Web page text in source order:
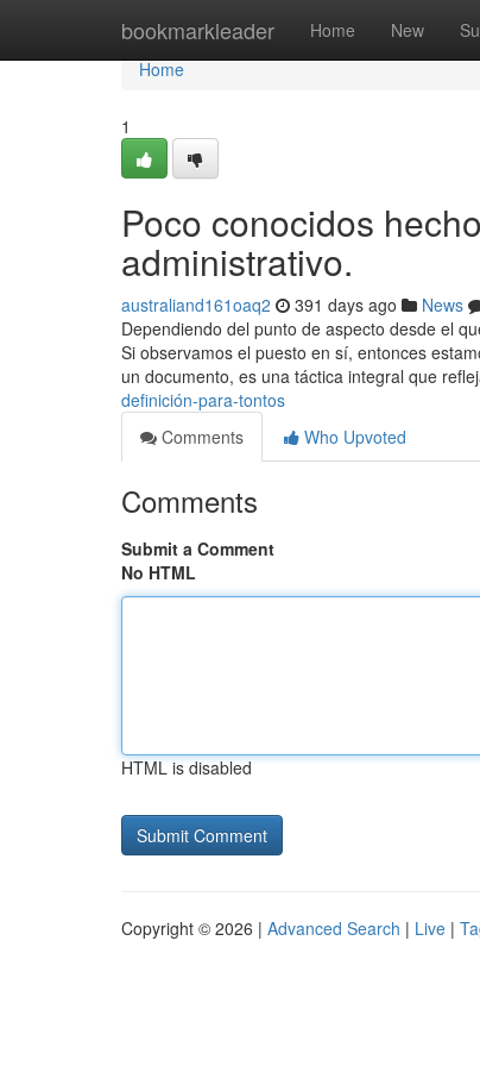
bookmarkleader Home New
Home
Home
1
Poco conocidos
administrativo.
australiand161oaq2 391 days ago News
Dependiendo del punto de aspecto desde el
Si observamos el puesto en sí, entonces
un documento, es una táctica integral que
definición-para-tontos
Comments
Who Upvoted
Comments
Submit a Comment
No HTML
HTML is disabled
Copyright © 2026 | Advanced Search | Live |